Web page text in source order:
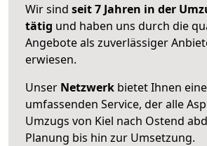
Wir sind seit 7 Jahren in der
tätig und haben uns durch die
Angebote als zuverlässiger
erwiesen.
Unser Netzwerk bietet Ihnen
umfassenden Service, der alle
Umzugs von Kiel nach Ostend
Planung bis hin zur Umsetzung.